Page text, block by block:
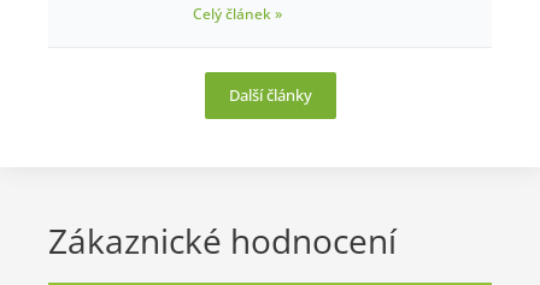
Celý článek »
Další články
Zákaznické hodnocení